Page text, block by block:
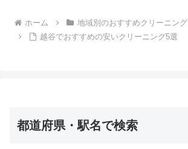
ホーム 地域別のおすすめクリーニング
越谷でおすすめの安いクリーニング5選
都道府県・駅名で検索